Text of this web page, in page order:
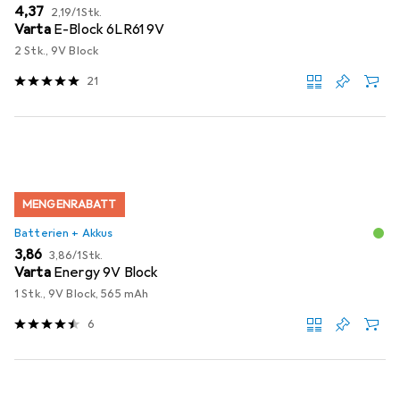
EUR
4,37 EUR
2,19/1Stk.
Varta E-Block 6LR61 9V
2 Stk., 9V Block
21
MENGENRABATT
Batterien + Akkus
EUR
3,86 EUR
3,86/1Stk.
Varta Energy 9V Block
1 Stk., 9V Block, 565 mAh
6